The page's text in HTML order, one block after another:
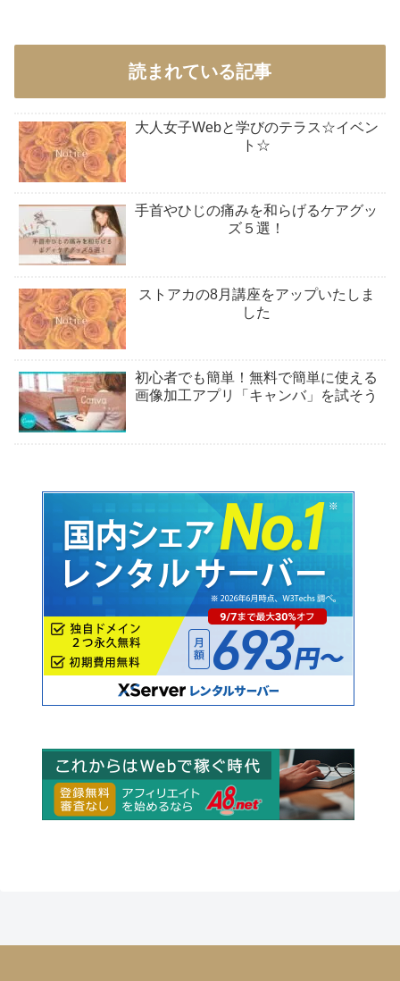
読まれている記事
大人女子Webと学びのテラス☆イベン
ト☆
手首やひじの痛みを和らげるケアグッ
ズ５選！
ストアカの8月講座をアップいたしま
した
初心者でも簡単！無料で簡単に使える
画像加工アプリ「キャンバ」を試そう